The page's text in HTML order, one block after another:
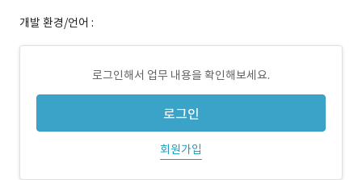
개발 환경/언어 :
로그인해서 업무 내용을 확인해보세요.
로그인
회원가입